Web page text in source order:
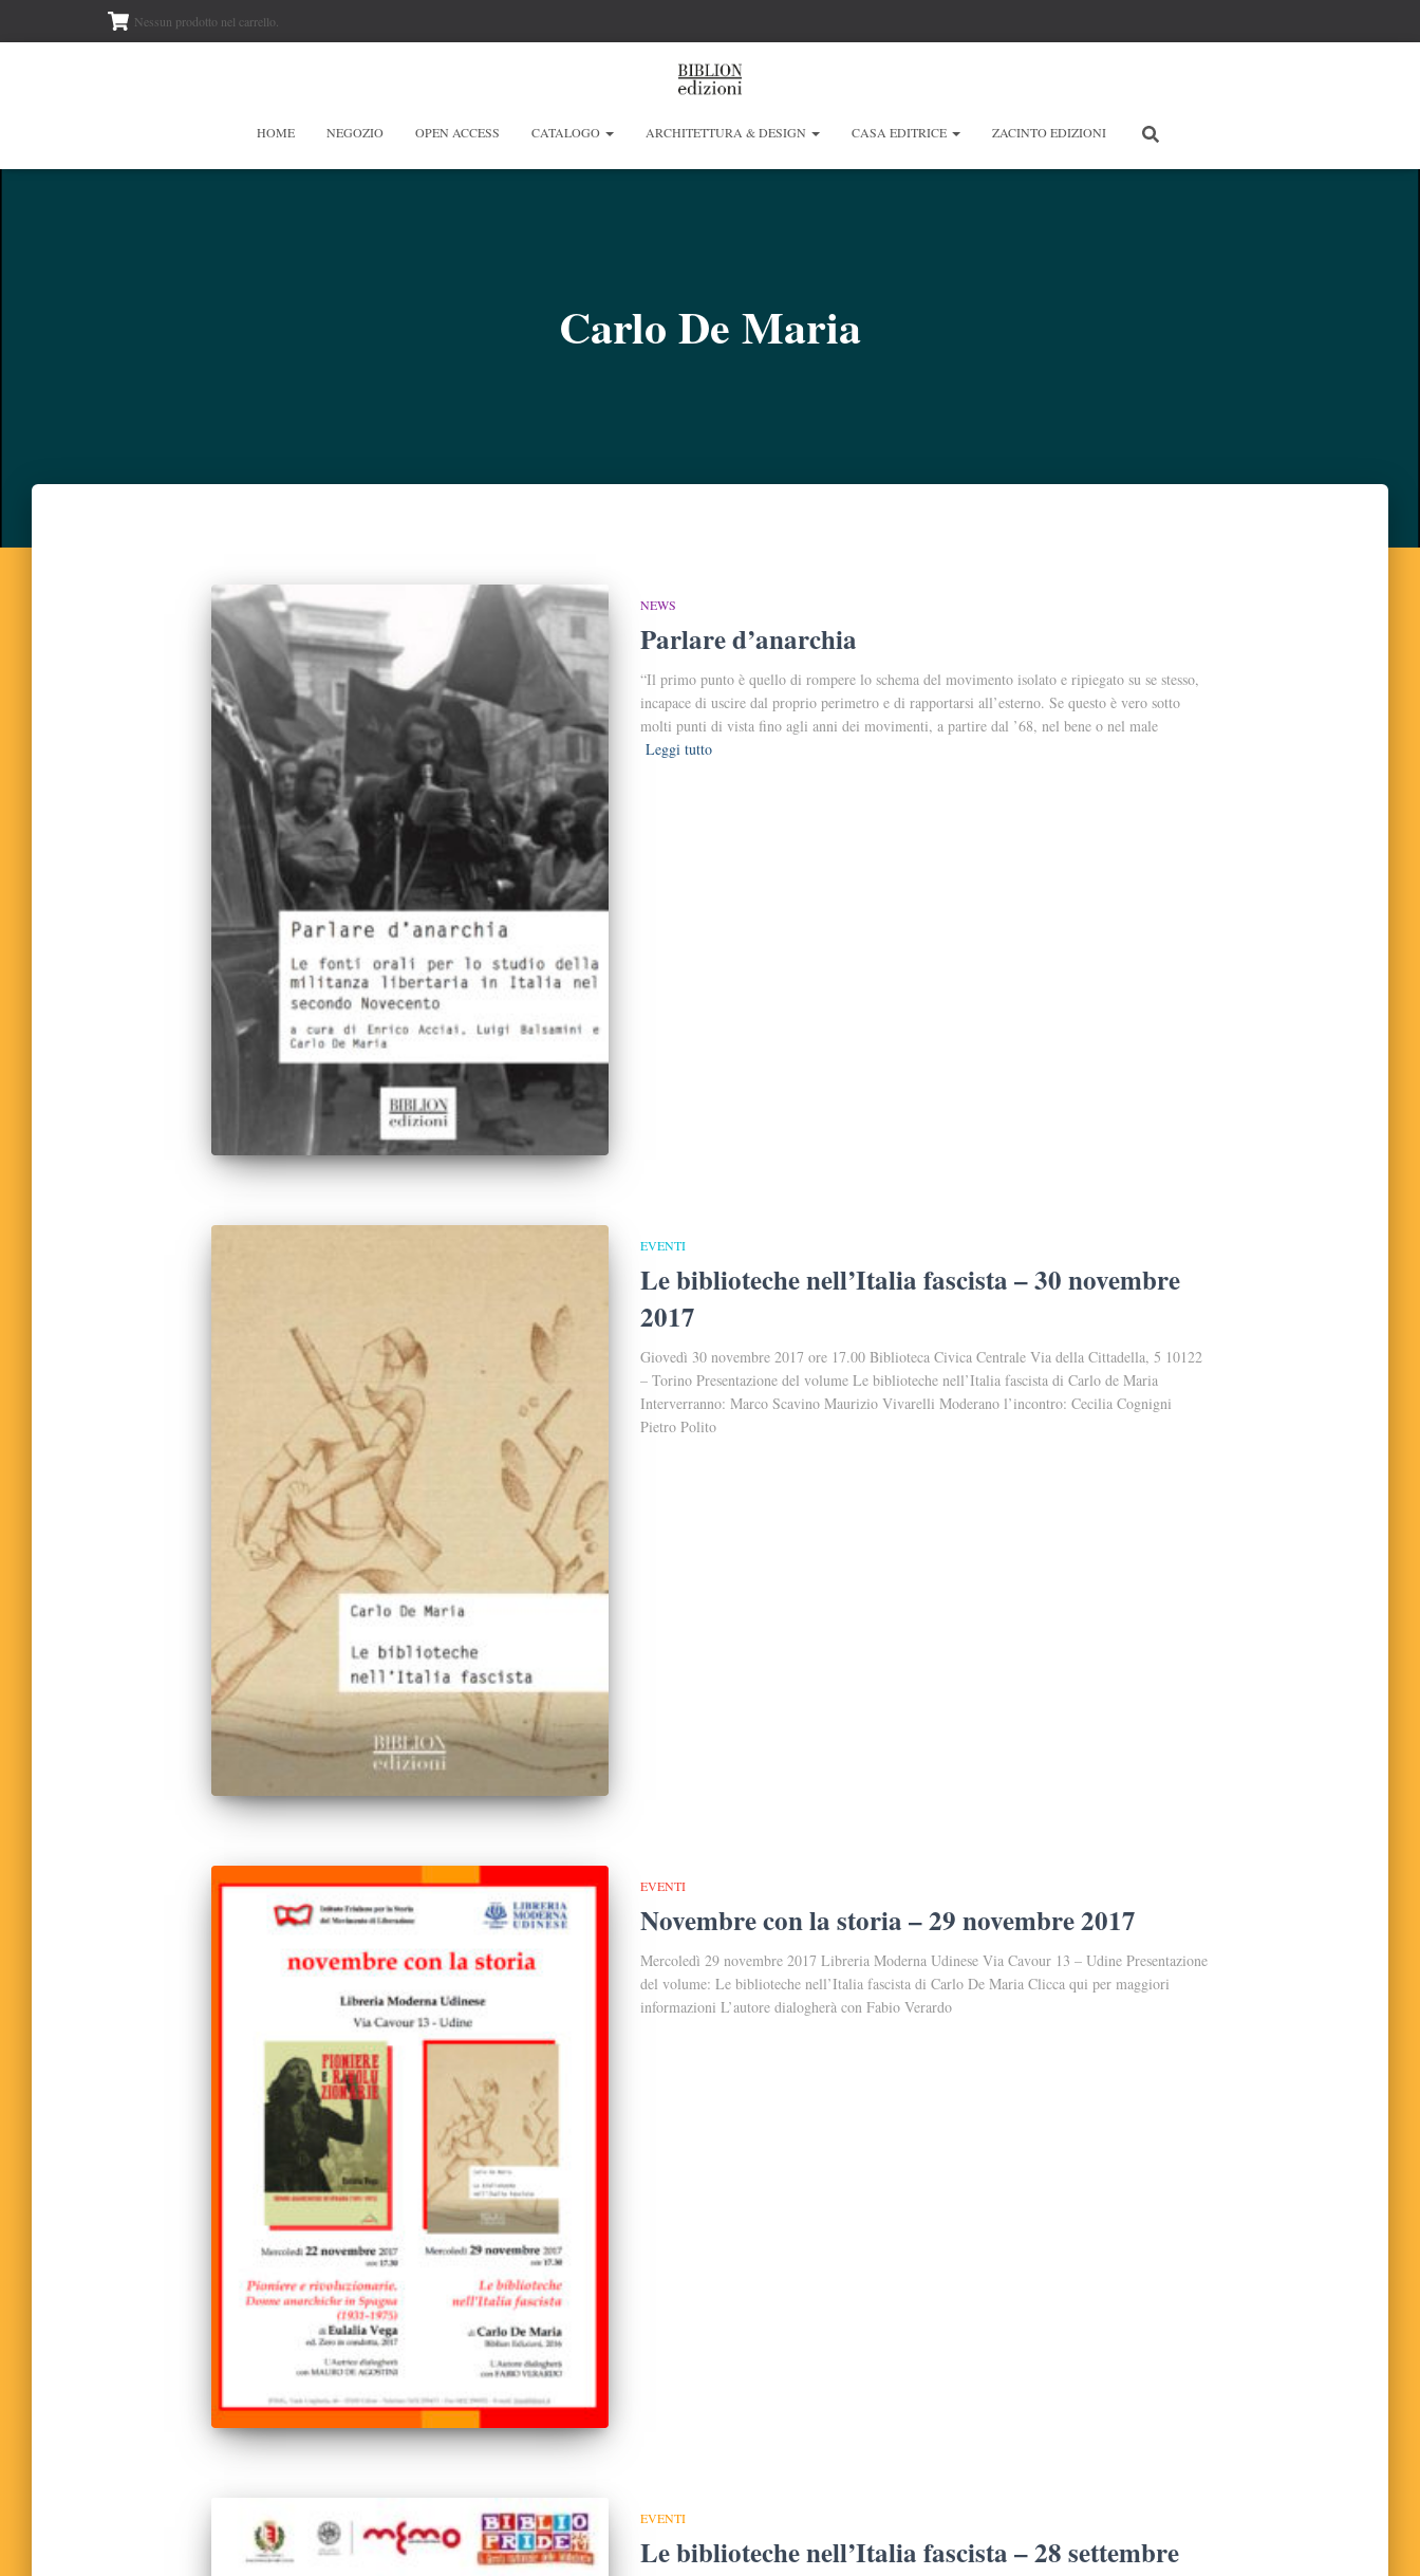
Nessun prodotto nel carrello.
HOME NEGOZIO OPEN ACCESS CATALOGO ARCHITETTURA & DESIGN CASA EDITRICE ZACINTO EDIZIONI
Carlo De Maria
NEWS
Parlare d’anarchia
“Il primo punto è quello di rompere lo schema del movimento isolato e ripiegato su se stesso,
incapace di uscire dal proprio perimetro e di rapportarsi all’esterno. Se questo è vero sotto
molti punti di vista fino agli anni dei movimenti, a partire dal ’68, nel bene o nel male
Leggi tutto
EVENTI
Le biblioteche nell’Italia fascista – 30 novembre
2017
Giovedì 30 novembre 2017 ore 17.00 Biblioteca Civica Centrale Via della Cittadella, 5 10122
– Torino Presentazione del volume Le biblioteche nell’Italia fascista di Carlo de Maria
Interverranno: Marco Scavino Maurizio Vivarelli Moderano l’incontro: Cecilia Cognigni
Pietro Polito
EVENTI
Novembre con la storia – 29 novembre 2017
Mercoledì 29 novembre 2017 Libreria Moderna Udinese Via Cavour 13 – Udine Presentazione
del volume: Le biblioteche nell’Italia fascista di Carlo De Maria Clicca qui per maggiori
informazioni L’autore dialogherà con Fabio Verardo
EVENTI
Le biblioteche nell’Italia fascista – 28 settembre